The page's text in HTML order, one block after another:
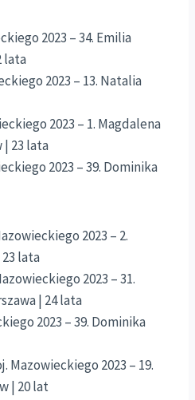
2023 – 34. Emilia
lata
2023 – 13. Natalia
2023 – 1. Magdalena
23 lata
2023 – 39. Dominika
2023 – 2.
lata
2023 – 31.
| 24 lata
2023 – 39. Dominika
Mazowieckiego 2023 – 19.
| 20 lat